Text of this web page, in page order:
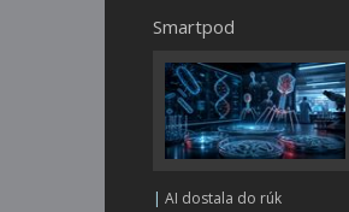
Smartpod
| AI dostala do rúk